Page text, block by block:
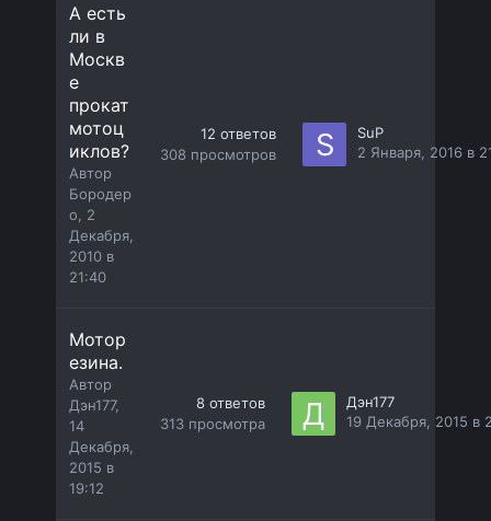
А есть
ли в
Москв
е
прокат
мотоц
иклов?
Автор
Бородер
о
2
Декабря,
2010 в
21:40
12 ответов
308 просмотров
SuP
2 Января, 2016 в
Мотор
езина.
Автор
Дэн177,
14
Декабря,
2015 в
19:12
8 ответов
313 просмотра
Дэн177
19 Декабря, 2015 в